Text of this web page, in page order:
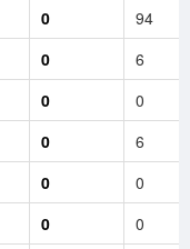
0
94
0
6
0
0
0
6
0
0
0
0